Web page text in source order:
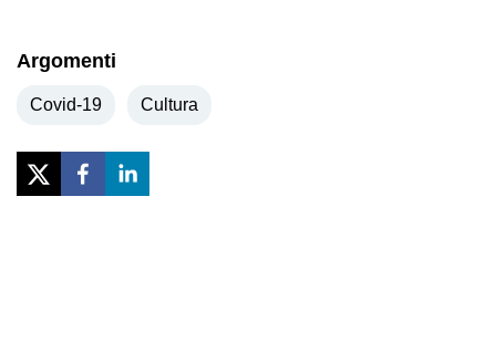
Argomenti
Covid-19 Cultura